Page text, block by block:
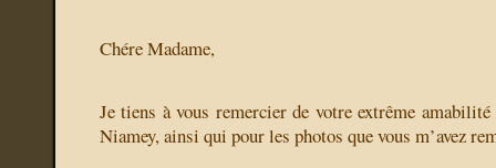
Chére Madame,
Je tiens à vous remercier de votre extrême
Niamey, ainsi qui pour les photos que vous m’avez